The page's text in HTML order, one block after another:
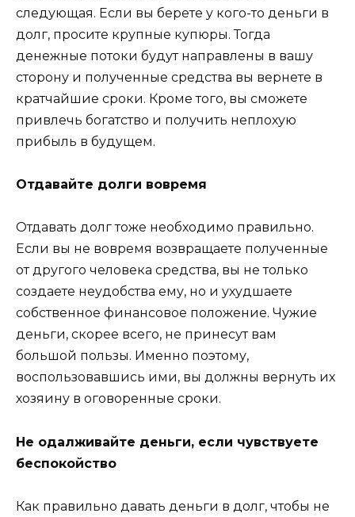
следующая. Если вы берете у кого-то деньги в
долг, просите крупные купюры. Тогда
денежные потоки будут направлены в вашу
сторону и полученные средства вы вернете в
кратчайшие сроки. Кроме того, вы сможете
привлечь богатство и получить неплохую
прибыль в будущем.
Отдавайте долги вовремя
Отдавать долг тоже необходимо правильно.
Если вы не вовремя возвращаете полученные
от другого человека средства, вы не только
создаете неудобства ему, но и ухудшаете
собственное финансовое положение. Чужие
деньги, скорее всего, не принесут вам
большой пользы. Именно поэтому,
воспользовавшись ими, вы должны вернуть их
хозяину в оговоренные сроки.
Не одалживайте деньги, если чувствуете
беспокойство
Как правильно давать деньги в долг, чтобы не